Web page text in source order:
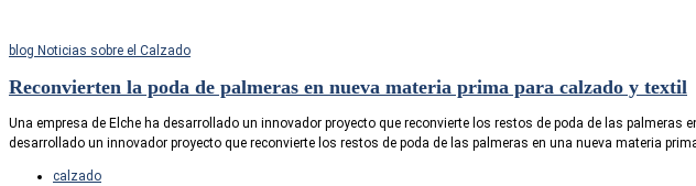
blog Noticias sobre el Calzado
Reconvierten la poda de palmeras en nueva materia prima para calzado y textil
Una empresa de Elche ha desarrollado un innovador proyecto que reconvierte los restos de poda de las
desarrollado un innovador proyecto que reconvierte los restos de poda de las palmeras en una nueva materia
calzado